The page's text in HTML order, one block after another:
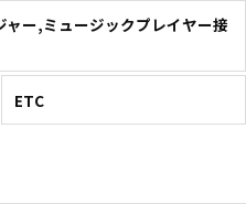
ャー,ミュージックプレイヤー接
ETC